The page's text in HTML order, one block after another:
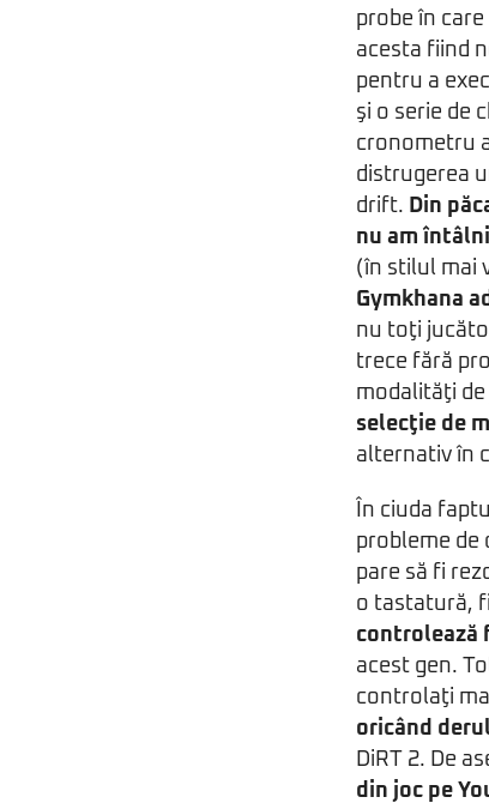
probe în
acesta fiind
pentru a
şi o serie de
cronometru
distrugerea
drift. Din
nu am
(în stilul mai
Gymkhana
nu toţi
trece fără
modalităţi
selecţie de
alternativ în
În ciuda
probleme de
pare să fi
o tastatură,
controlează
acest gen.
controlaţi
oricând
DiRT 2. De
din joc pe